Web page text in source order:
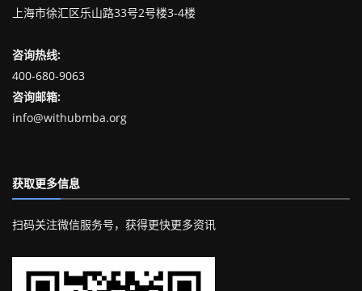
上海市徐汇区乐山路33号2号楼3-4楼
咨询热线:
400-680-9063
咨询邮箱:
info@withubmba.org
获取更多信息
扫码关注微信服务号，获得更快更多资讯